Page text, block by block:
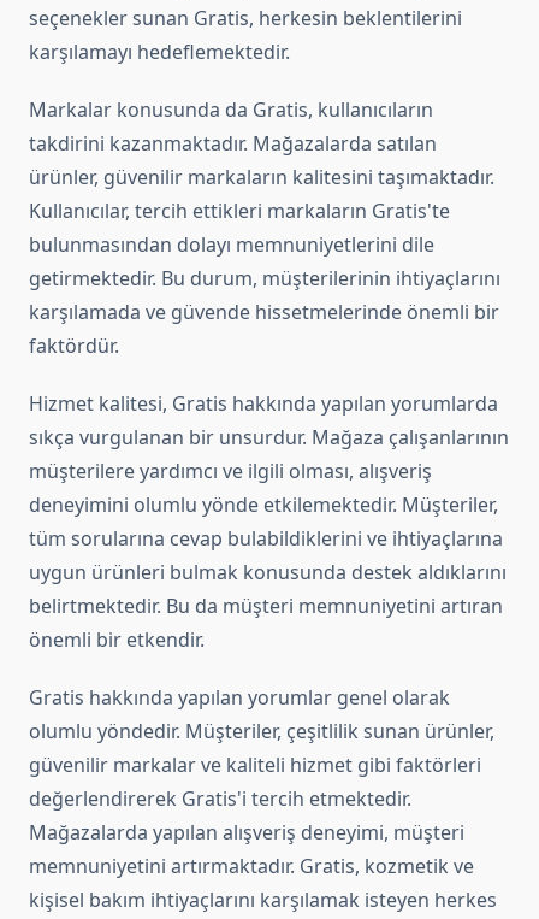
seçenekler sunan Gratis, herkesin beklentilerini
karşılamayı hedeflemektedir.
Markalar konusunda da Gratis, kullanıcıların
takdirini kazanmaktadır. Mağazalarda satılan
ürünler, güvenilir markaların kalitesini taşımaktadır.
Kullanıcılar, tercih ettikleri markaların Gratis'te
bulunmasından dolayı memnuniyetlerini dile
getirmektedir. Bu durum, müşterilerinin ihtiyaçlarını
karşılamada ve güvende hissetmelerinde önemli bir
faktördür.
Hizmet kalitesi, Gratis hakkında yapılan yorumlarda
sıkça vurgulanan bir unsurdur. Mağaza çalışanlarının
müşterilere yardımcı ve ilgili olması, alışveriş
deneyimini olumlu yönde etkilemektedir. Müşteriler,
tüm sorularına cevap bulabildiklerini ve ihtiyaçlarına
uygun ürünleri bulmak konusunda destek aldıklarını
belirtmektedir. Bu da müşteri memnuniyetini artıran
önemli bir etkendir.
Gratis hakkında yapılan yorumlar genel olarak
olumlu yöndedir. Müşteriler, çeşitlilik sunan ürünler,
güvenilir markalar ve kaliteli hizmet gibi faktörleri
değerlendirerek Gratis'i tercih etmektedir.
Mağazalarda yapılan alışveriş deneyimi, müşteri
memnuniyetini artırmaktadır. Gratis, kozmetik ve
kişisel bakım ihtiyaçlarını karşılamak isteyen herkes